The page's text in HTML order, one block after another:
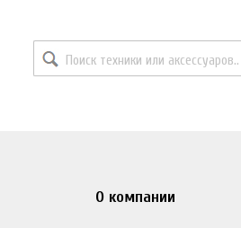
О компании